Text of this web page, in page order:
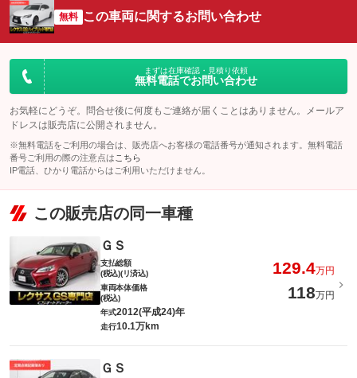
無料 この車両に関するお問い合わせ
まずは在庫確認・見積り依頼
無料電話でお問い合わせ
お気軽にどうぞ。問合せ後に何度もご連絡が届くことはありません。メールア
ドレスは販売店に公開されません。
※無料電話をご利用の場合は、販売店へお客様の電話番号が通知されます。無料電話
番号ご利用の際の注意点は こちら
IP電話、ひかり電話からはご利用いただけません。
この販売店の同一車種
ＧＳ
支払総額
(税込)(リ済込)
129.4万円
車両本体価格
(税込)
118万円
年式2012(平成24)年
走行10.1万km
ＧＳ